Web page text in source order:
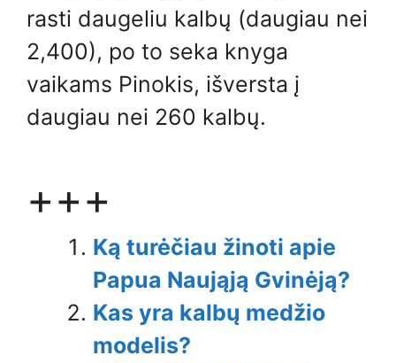
rasti daugeliu kalbų (daugiau nei
2,400), po to seka knyga
vaikams Pinokis, išversta į
daugiau nei 260 kalbų.
+++
Ką turėčiau žinoti apie
Papua Naująją Gvinėją?
Kas yra kalbų medžio
modelis?